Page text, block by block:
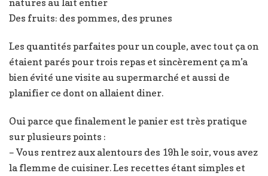
Des fruits: des pommes, des prunes
Les quantités parfaites pour un couple, avec tout ça on
étaient parés pour trois repas et sincèrement ça m’a
bien évité une visite au supermarché et aussi de
planifier ce dont on allaient diner.
Oui parce que finalement le panier est très pratique
sur plusieurs points :
– Vous rentrez aux alentours des 19h le soir, vous avez
la flemme de cuisiner. Les recettes étant simples et